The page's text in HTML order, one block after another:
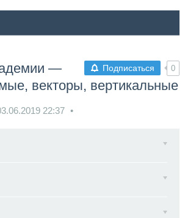
Подписаться 0
—
векторы, вертикальные
22:37